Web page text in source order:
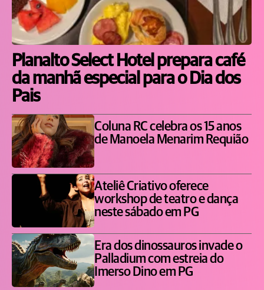
Planalto Select Hotel prepara café
da manhã especial para o Dia dos
Pais
Coluna RC celebra os 15 anos
de Manoela Menarim Requião
Ateliê Criativo oferece
workshop de teatro e dança
neste sábado em PG
Era dos dinossauros invade o
Palladium com estreia do
Imerso Dino em PG